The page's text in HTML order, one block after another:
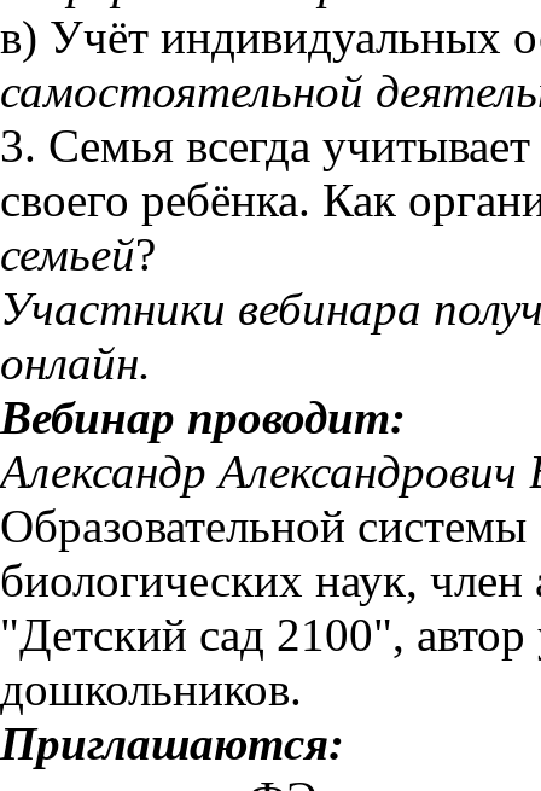
в) Учёт индивидуальных
самостоятельной
3. Семья всегда
своего ребёнка. Как
семьей?
Участники вебинара
онлайн.
Вебинар проводит:
Александр Александрович
Образовательной
биологических наук,
"Детский сад 2100",
дошкольников.
Приглашаются: